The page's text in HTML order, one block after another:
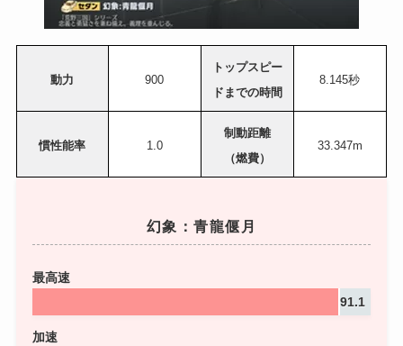
動力 900
トップスピー
ドまでの時間
8.145秒
慣性能率 1.0
制動距離
（燃費）
33.347m
幻象：青龍偃月
最高速
91.1
加速